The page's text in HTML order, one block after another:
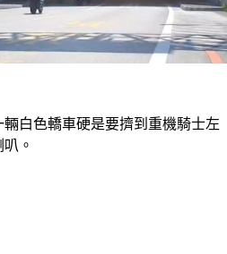
白色轎車硬是要擠到重機騎士左
。